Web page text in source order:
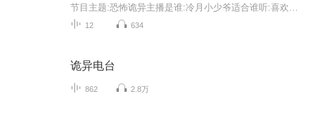
12 634
诡异电台
862 2.8万